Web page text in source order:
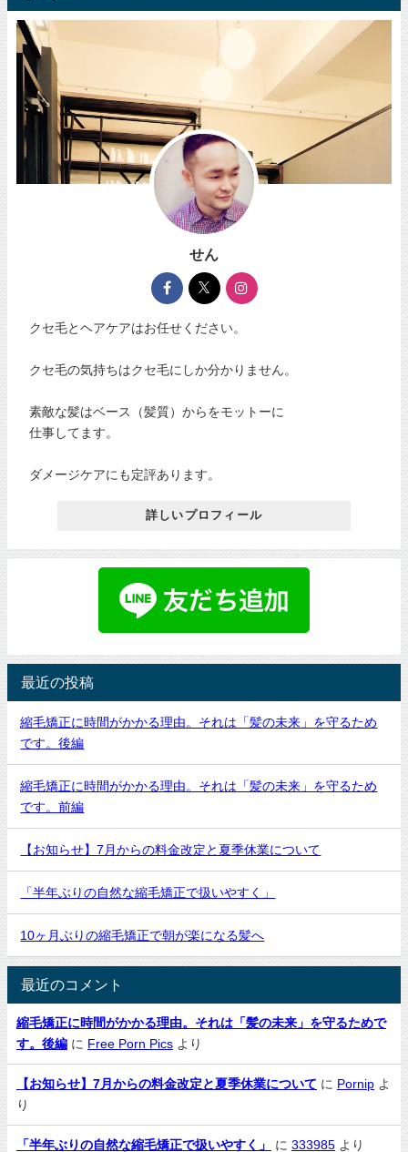
せん
クセ毛とヘアケアはお任せください。
クセ毛の気持ちはクセ毛にしか分かりません。
素敵な髪はベース（髪質）からをモットーに
仕事してます。
ダメージケアにも定評あります。
詳しいプロフィール
最近の投稿
縮毛矯正に時間がかかる理由。それは「髪の未来」を守るため
です。後編
縮毛矯正に時間がかかる理由。それは「髪の未来」を守るため
です。前編
【お知らせ】7月からの料金改定と夏季休業について
「半年ぶりの自然な縮毛矯正で扱いやすく」
10ヶ月ぶりの縮毛矯正で朝が楽になる髪へ
最近のコメント
縮毛矯正に時間がかかる理由。それは「髪の未来」を守るためで
す。後編 に Free Porn Pics より
【お知らせ】7月からの料金改定と夏季休業について に Pornip よ
り
「半年ぶりの自然な縮毛矯正で扱いやすく」 に 333985 より